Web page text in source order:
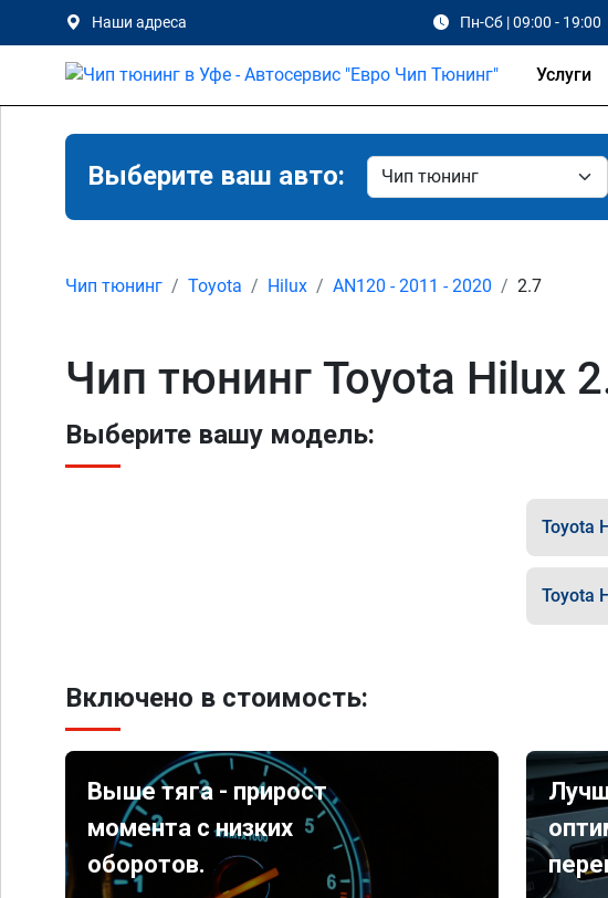
Наши адреса Пн-Сб | 09:00 - 19:00
Услуги
Выберите ваш авто:
Чип тюнинг Toyota Hilux AN120 - 2011 - 2020 2.7
Чип тюнинг Toyota Hilux
Выберите вашу модель:
Toyota
Toyota
Включено в стоимость:
Выше тяга - прирост
момента с низких
оборотов.